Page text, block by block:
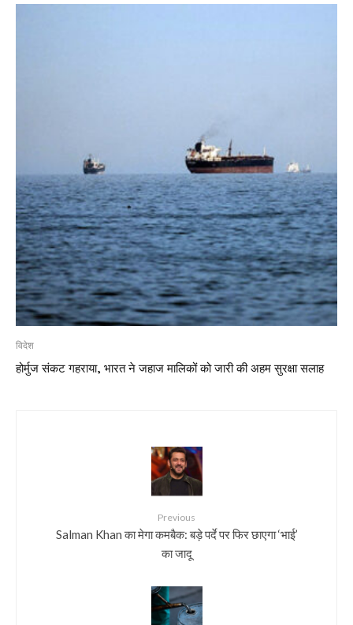
विदेश
होर्मुज संकट गहराया, भारत ने जहाज मालिकों को जारी की अहम सुरक्षा सलाह
Previous
Salman Khan का मेगा कमबैक: बड़े पर्दे पर फिर छाएगा ‘भाई’
का जादू